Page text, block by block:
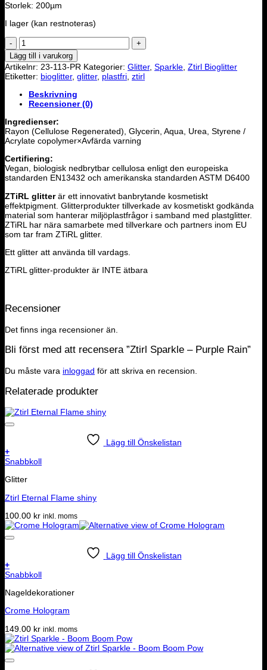
Storlek: 200µm
I lager (kan restnoteras)
Ztirl
Sparkle
-
Purple
Rain
Lägg till i varukorg
Artikelnr: 23-113-PR Kategorier: Glitter, Sparkle Ztirl Bioglitter
Etiketter: bioglitter, glitter, plastfri ztirl
Beskrivning
Recensioner (0)
Ingredienser:
Rayon (Cellulose Regenerated), Glycerin, Aqua, Urea, Styrene /
Acrylate copolymer×Avfärda varning
Certifiering:
Vegan, biologisk nedbrytbar cellulosa enligt den europeiska
standarden EN13432 och amerikanska standarden ASTM D6400
ZTiRL glitterär ett innovativt banbrytande kosmetiskt
effektpigment. Glitterprodukter tillverkade av kosmetiskt godkända
material som hanterar miljöplastfrågor i samband med plastglitter.
ZTiRL har nära samarbete med tillverkare och partners inom EU
som tar fram ZTiRL glitter.
Ett glitter att använda till vardags.
ZTiRL glitter-produkter är INTE ätbara
Recensioner
Det finns inga recensioner än.
Bli först med att recensera ”Ztirl Sparkle – Purple Rain”
Du måste vara inloggad för att skriva en recension.
Relaterade produkter
Lägg till Önskelistan
+
Snabbkoll
Glitter
Ztirl Eternal Flame shiny
100.00 kr inkl. moms
Lägg till Önskelistan
+
Snabbkoll
Nageldekorationer
Crome Hologram
149.00 kr inkl. moms